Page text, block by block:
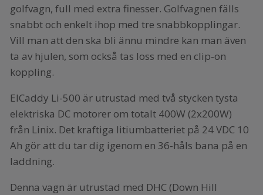
golfvagn, full med extra finesser. Golfvagnen fälls
snabbt och enkelt ihop med tre snabbkopplingar.
Vill man att den ska bli ännu mindre kan man även
ta av hjulen, som också tas loss med en clip-on
koppling.
ElCaddy Li-500 är utrustad med två stycken tysta
elektriska DC motorer om totalt 400W (2x200W)
från Linix. Det kraftiga litiumbatteriet på 24 VDC 10
Ah gör att du tar dig igenom en 36-håls bana på en
laddning.
Denna vagn är utrustad med DHC (Down Hill